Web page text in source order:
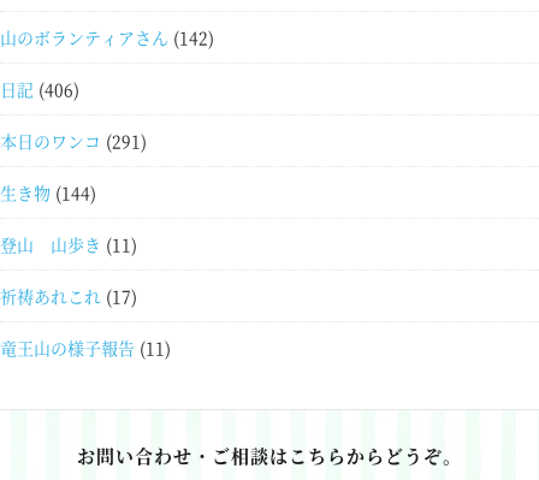
山のボランティアさん (142)
日記 (406)
本日のワンコ (291)
生き物 (144)
登山 山歩き (11)
祈祷あれこれ (17)
竜王山の様子報告 (11)
お問い合わせ・ご相談はこちらからどうぞ。